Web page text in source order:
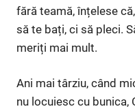
fără teamă, înțelese
să te bați, ci să pleci.
meriți mai mult.
Ani mai târziu, când
nu locuiesc cu bunica,